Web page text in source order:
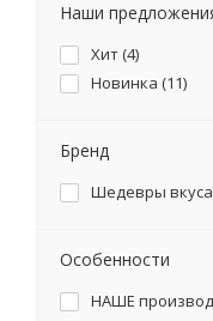
Наши
Хит (4)
Новинка (11)
Бренд
Шедевры
Особенности
НАШЕ